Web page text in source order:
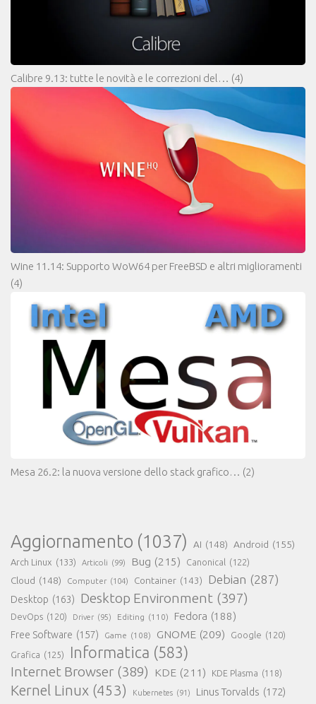
Calibre 9.13: tutte le novità e le correzioni del… (4)
Wine 11.14: Supporto WoW64 per FreeBSD e altri miglioramenti
(4)
Mesa 26.2: la nuova versione dello stack grafico… (2)
Aggiornamento (1037) AI (148) Android (155)
Arch Linux (133) Articoli (99) Bug (215) Canonical (122)
Cloud (148) Computer (104) Container (143) Debian (287)
Desktop (163) Desktop Environment (397)
DevOps (120) Driver (95) Editing (110) Fedora (188)
Free Software (157) Game (108) GNOME (209) Google (120)
Grafica (125) Informatica (583)
Internet Browser (389) KDE (211) KDE Plasma (118)
Kernel Linux (453) Kubernetes (91) Linus Torvalds (172)